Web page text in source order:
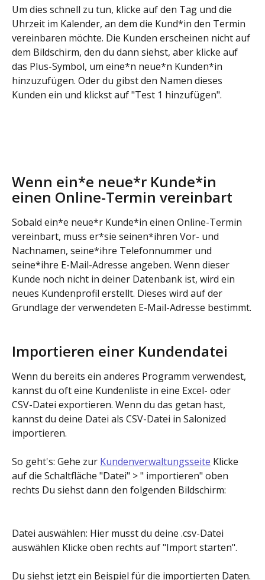
Um dies schnell zu tun, klicke auf den Tag und die
Uhrzeit im Kalender, an dem die Kund*in den Termin
vereinbaren möchte. Die Kunden erscheinen nicht auf
dem Bildschirm, den du dann siehst, aber klicke auf
das Plus-Symbol, um eine*n neue*n Kunden*in
hinzuzufügen. Oder du gibst den Namen dieses
Kunden ein und klickst auf "Test 1 hinzufügen".
Wenn ein*e neue*r Kunde*in
einen Online-Termin vereinbart
Sobald ein*e neue*r Kunde*in einen Online-Termin
vereinbart, muss er*sie seinen*ihren Vor- und
Nachnamen, seine*ihre Telefonnummer und
seine*ihre E-Mail-Adresse angeben. Wenn dieser
Kunde noch nicht in deiner Datenbank ist, wird ein
neues Kundenprofil erstellt. Dieses wird auf der
Grundlage der verwendeten E-Mail-Adresse bestimmt.
Importieren einer Kundendatei
Wenn du bereits ein anderes Programm verwendest,
kannst du oft eine Kundenliste in eine Excel- oder
CSV-Datei exportieren. Wenn du das getan hast,
kannst du deine Datei als CSV-Datei in Salonized
importieren.
So geht's: Gehe zur Kundenverwaltungsseite Klicke
auf die Schaltfläche "Datei" > " importieren" oben
rechts Du siehst dann den folgenden Bildschirm:
Datei auswählen: Hier musst du deine .csv-Datei
auswählen Klicke oben rechts auf "Import starten".
Du siehst jetzt ein Beispiel für die importierten Daten.